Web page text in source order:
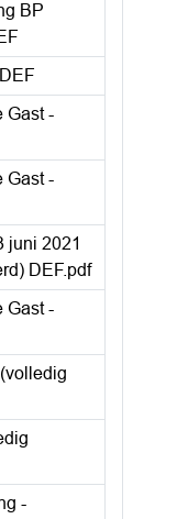
BP
Gast -
Gast -
juni 2021
DEF.pdf
Gast -
-